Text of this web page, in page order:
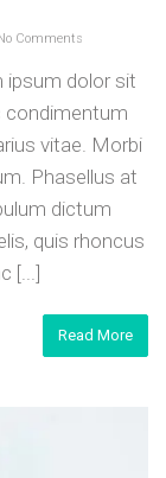
Comments
ipsum dolor sit
condimentum
vitae. Morbi
Phasellus at
dictum
quis rhoncus
[...]
Read More